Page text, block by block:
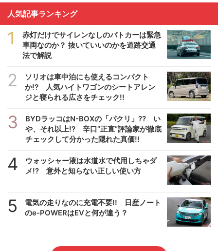
人気記事ランキング
1
赤灯だけでサイレンなしのパトカーは緊急
車両なのか？ 抜いていいのかを道路交通
法で解説
2
ソリオは車中泊にも使えるコンパクト
か!? 人気ハイトワゴンのシートアレン
ジと寝られる広さをチェック!!
3
BYDラッコはN-BOXの「パクリ」?? い
や、それ以上!? 辛口”正直”評論家が徹底
チェックして分かった隠れた真価!!
4
ウォッシャー液は水道水で代用しちゃダ
メ!? 意外と知らない正しい使い方
5
電気の走りなのに充電不要!! 日産ノート
のe-POWERはEVと何が違う？